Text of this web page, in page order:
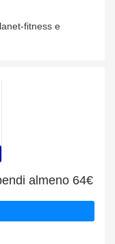
fitness e
almeno 64€